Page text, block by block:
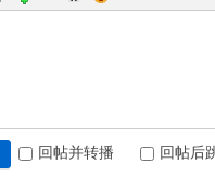
回帖并转播 回帖后